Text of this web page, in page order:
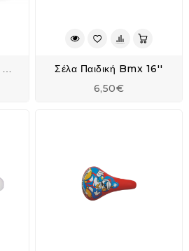
Σέλα Παιδική Bmx 16''
6,50€